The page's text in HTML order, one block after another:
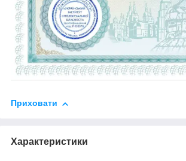
Приховати
Характеристики